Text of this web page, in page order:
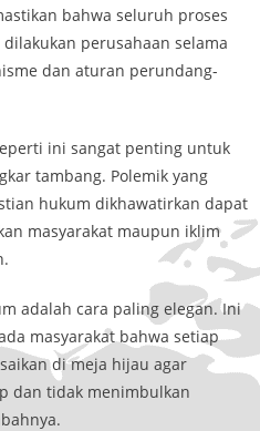
bahwa seluruh proses
perusahaan selama
dan aturan perundang-
ini sangat penting untuk
tambang. Polemik yang
hukum dikhawatirkan dapat
masyarakat maupun iklim
adalah cara paling elegan. Ini
masyarakat bahwa setiap
di meja hijau agar
dan tidak menimbulkan